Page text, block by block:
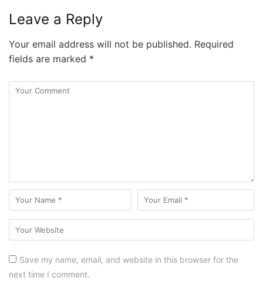
Leave a Reply
Your email address will not be published. Required
fields are marked *
Save my name, email, and website in this browser for the
next time I comment.